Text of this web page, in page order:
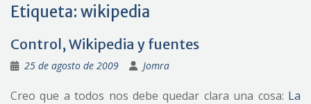
Etiqueta: wikipedia
Control, Wikipedia y fuentes
25 de agosto de 2009 Jomra
Creo que a todos nos debe quedar clara una cosa: La